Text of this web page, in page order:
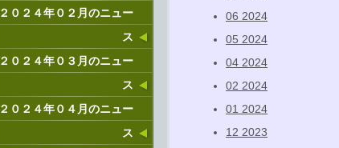
２０２４年０２月のニュー
ス
２０２４年０３月のニュー
ス
２０２４年０４月のニュー
ス
06 2024
05 2024
04 2024
02 2024
01 2024
12 2023